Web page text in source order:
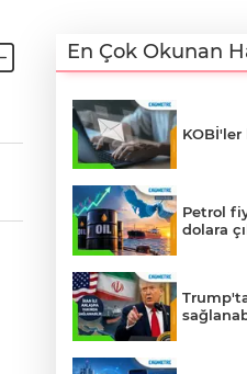
En Çok Okunan
KOBİ'ler
Petrol
dolara